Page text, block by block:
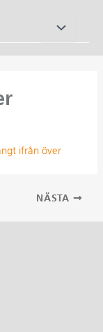
Slå
ifrån över
NÄSTA